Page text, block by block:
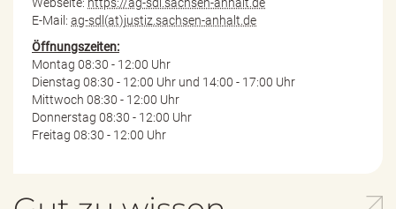
E-Mail: ag-sdl(at)justiz.sachsen-anhalt.de
Öffnungszeiten:
Montag 08:30 - 12:00 Uhr
Dienstag 08:30 - 12:00 Uhr und 14:00 - 17:00 Uhr
Mittwoch 08:30 - 12:00 Uhr
Donnerstag 08:30 - 12:00 Uhr
Freitag 08:30 - 12:00 Uhr